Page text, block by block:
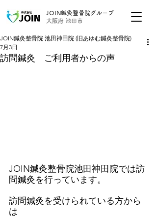
JOIN鍼灸整骨院グループ
大阪府 池田市
訪問鍼灸 ご利用者からの声
JOIN鍼灸整骨院 池田神田院 (旧あゆむ鍼灸整骨院)
7月3日
JOIN鍼灸整骨院池田神田院では訪
問鍼灸を行っています。
訪問鍼灸を受けられている方から
は